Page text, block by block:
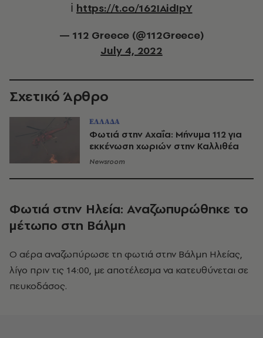
ℹ️ https://t.co/162IAidIpY
— 112 Greece (@112Greece)
July 4, 2022
Σχετικό Άρθρο
ΕΛΛΑΔΑ
Φωτιά στην Αχαΐα: Μήνυμα 112 για
εκκένωση χωριών στην Καλλιθέα
Newsroom
Φωτιά στην Ηλεία: Αναζωπυρώθηκε το
μέτωπο στη Βάλμη
Ο αέρα αναζωπύρωσε τη φωτιά στην Βάλμη Ηλείας,
λίγο πριν τις 14:00, με αποτέλεσμα να κατευθύνεται σε
πευκοδάσος.